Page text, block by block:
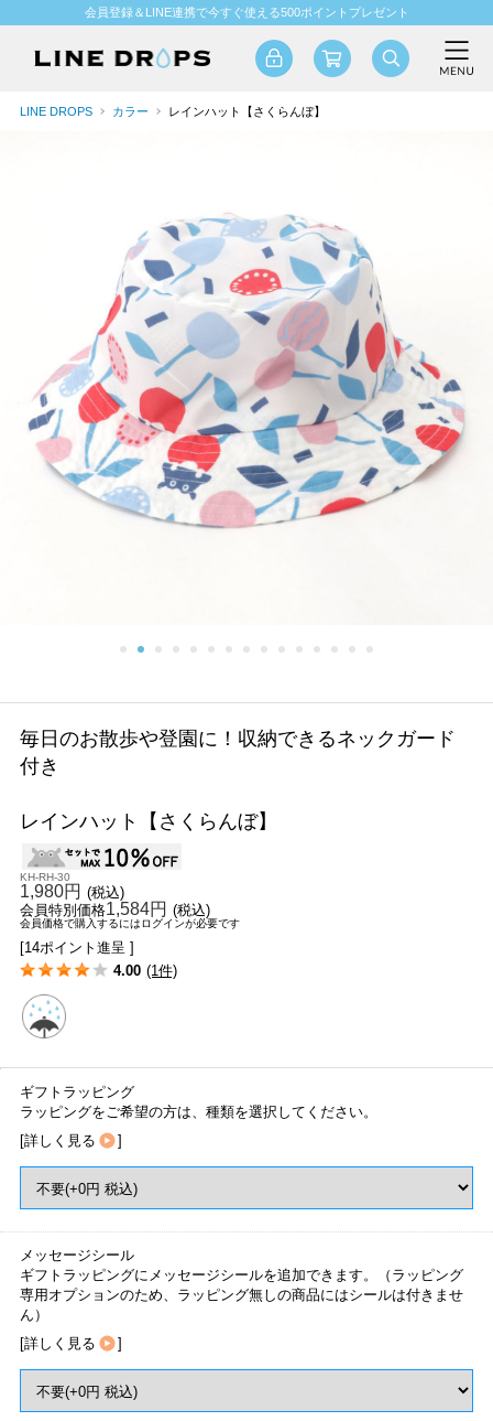
会員登録＆LINE連携で今すぐ使える500ポイントプレゼント
LINE DROPS カラー レインハット【さくらんぼ】
毎日のお散歩や登園に！収納できるネックガード
付き
レインハット【さくらんぼ】
KH-RH-30
1,980円 (税込)
会員特別価格1,584円 (税込)
会員価格で購入するにはログインが必要です
[14ポイント進呈 ]
4.00 (1件)
ギフトラッピング
ラッピングをご希望の方は、種類を選択してください。
[詳しく見る ]
メッセージシール
ギフトラッピングにメッセージシールを追加できます。（ラッピング
専用オプションのため、ラッピング無しの商品にはシールは付きませ
ん）
[詳しく見る ]